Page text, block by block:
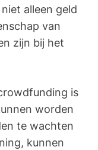
alleen geld
van
zijn bij het
is
worden
te wachten
kunnen